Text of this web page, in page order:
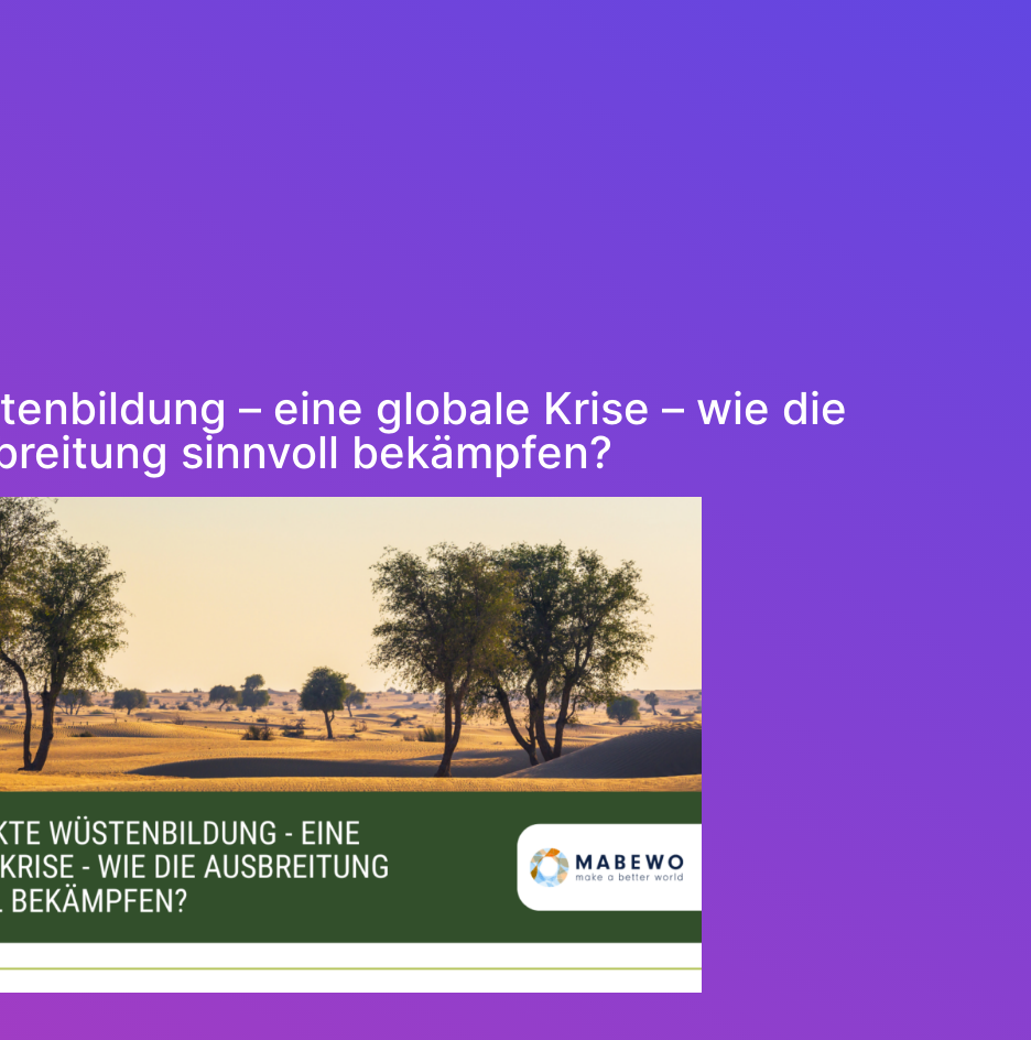
– eine globale Krise – wie die
sinnvoll bekämpfen?